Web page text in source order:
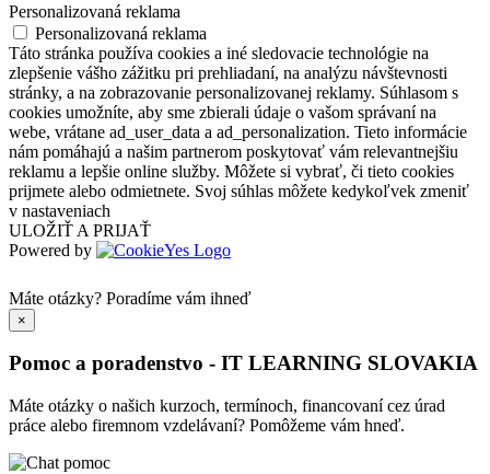
Personalizovaná reklama
Personalizovaná reklama
Táto stránka používa cookies a iné sledovacie technológie na
zlepšenie vášho zážitku pri prehliadaní, na analýzu návštevnosti
stránky, a na zobrazovanie personalizovanej reklamy. Súhlasom s
cookies umožníte, aby sme zbierali údaje o vašom správaní na
webe, vrátane ad_user_data a ad_personalization. Tieto informácie
nám pomáhajú a našim partnerom poskytovať vám relevantnejšiu
reklamu a lepšie online služby. Môžete si vybrať, či tieto cookies
prijmete alebo odmietnete. Svoj súhlas môžete kedykoľvek zmeniť
v nastaveniach
ULOŽIŤ A PRIJAŤ
Powered by
Máte otázky? Poradíme vám ihneď
×
Pomoc a poradenstvo - IT LEARNING SLOVAKIA
Máte otázky o našich kurzoch, termínoch, financovaní cez úrad
práce alebo firemnom vzdelávaní? Pomôžeme vám hneď.